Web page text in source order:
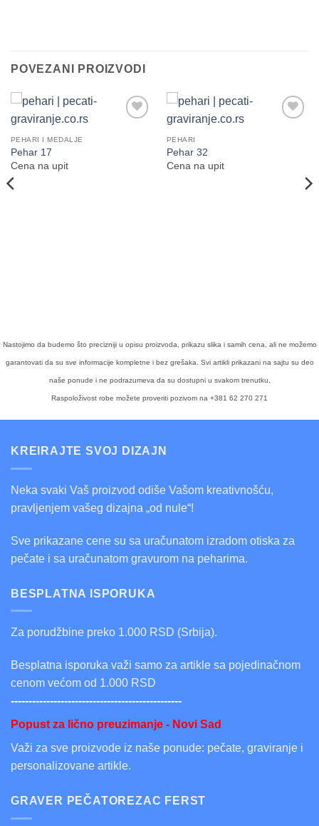
POVEZANI PROIZVODI
PEHARI I MEDALJE
Pehar 17
Cena na upit
PEHARI
Pehar 32
Cena na upit
Nastojimo da budemo što precizniji u opisu proizvoda, prikazu slika i samih cena, ali ne možemo
garantovati da su sve informacije kompletne i bez grešaka. Svi artikli prikazani na sajtu su deo
naše ponude i ne podrazumeva da su dostupni u svakom trenutku.
Raspoloživost robe možete proveriti pozivom na +381 62 270 271
KREIRAJTE SVOJ DIZAJN
Neka svaki Vaš proizvod odiše Vašom kreativnošću,
pravljenjem vašeg dizajna „od nule“!
Sve prikazane cene su sa uračunatom izradom otiska za
pečate i sa uračunatom gravurom na peharima.
BESPLATNA ISPORUKA
Za porudžbine preko 1.000 RSD (Srbija).
Besplatna isporuka važi samo za artikle sa pojedinačnom
cenom većom od 1.000 RSD
------------------------------------------------
Popust za lično preuzimanje - Novi Sad
Važi za sve proizvode iz naše ponude: pečate, graviranje i
personalizovane artikle.
GRAVER PEČATOREZAC FERST